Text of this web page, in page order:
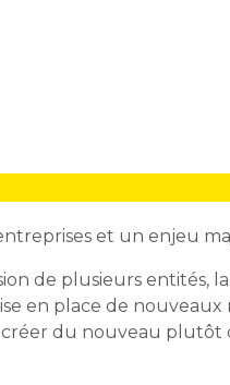
et un enjeu
de plusieurs entités,
en place de nouveaux
du nouveau plutôt